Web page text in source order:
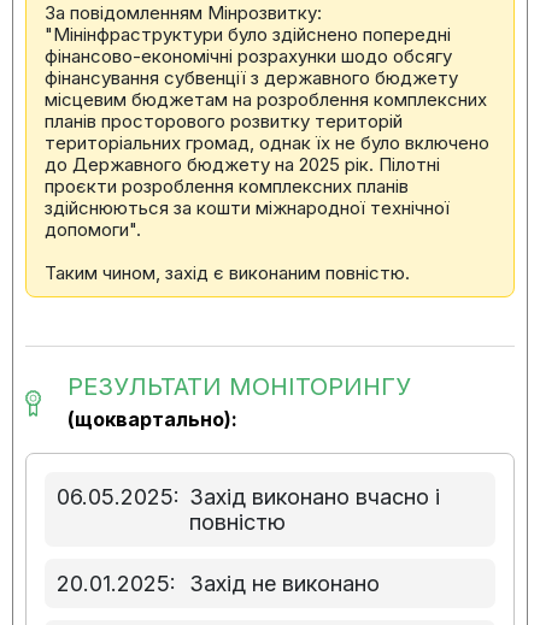
За повідомленням Мінрозвитку:
"Мінінфраструктури було здійснено попередні
фінансово-економічні розрахунки шодо обсягу
фінансування субвенції з державного бюджету
місцевим бюджетам на розроблення комплексних
планів просторового розвитку територій
територіальних громад, однак їх не було включено
до Державного бюджету на 2025 рік. Пілотні
проєкти розроблення комплексних планів
здійснюються за кошти міжнародної технічної
допомоги".
Таким чином, захід є виконаним повністю.
РЕЗУЛЬТАТИ МОНІТОРИНГУ
(щоквартально):
06.05.2025: Захід виконано вчасно і
повністю
20.01.2025: Захід не виконано